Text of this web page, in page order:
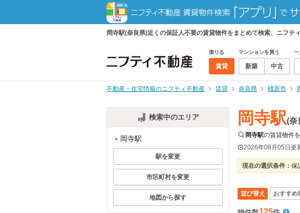
岡寺駅(奈良県)近くの保証人不要の賃貸物件をまとめて検索、ニフテ
借りる
賃貸
マンションを買う
新築 中古
一
不動産・住宅情報のニフティ不動産 賃貸 奈良県 橿原市
検索中のエリア
岡寺駅
駅を変更
市区町村を変更
地図から探す
岡寺駅(奈
岡寺駅の賃貸物件
2026年08月05日更
現在の選択条件： 保
並び替え